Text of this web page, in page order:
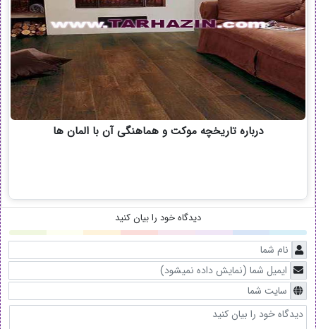
درباره تاریخچه موکت و هماهنگی آن با المان ها
دیدگاه خود را بیان کنید